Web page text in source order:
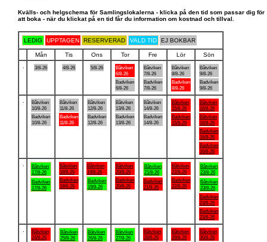
Kvälls- och helgschema för Samlingslokalerna - klicka på den tid som passar dig för
att boka - när du klickat på en tid får du information om kostnad och tillval.
LEDIG UPPTAGEN RESERVERAD VALD TID EJ BOKBAR
Mån Tis Ons Tor Fre Lör
Sön
3/8-26 4/8-26 5/8-26
Båtviken
6/8-26
Badviken
6/8-26
Båtviken
7/8-26
Badviken
7/8-26
Båtviken
8/8-26
Badviken
8/8-26
Båtviken
9/8-26
Badviken
9/8-26
Båtviken
10/8-26
Badviken
10/8-26
Båtviken
11/8-26
Badviken
11/8-26
Båtviken
12/8-26
Badviken
12/8-26
Båtviken
13/8-26
Badviken
13/8-26
Båtviken
14/8-26
Badviken
14/8-26
Båtviken
15/8-26
Badviken
15/8-26
Båtviken
16/8-26
Båtviken
16/8-26
Badviken
16/8-26
Badviken
16/8-26
Båtviken
17/8-26
Badviken
17/8-26
Båtviken
18/8-26
Badviken
18/8-26
Båtviken
19/8-26
Badviken
19/8-26
Båtviken
20/8-26
Badviken
20/8-26
Båtviken
21/8-26
Badviken
21/8-26
Båtviken
22/8-26
Badviken
22/8-26
Båtviken
23/8-26
Båtviken
23/8-26
Badviken
23/8-26
Badviken
23/8-26
Båtviken
24/8-26
Båtviken
25/8-26
Båtviken
26/8-26
Båtviken
27/8-26
Båtviken
28/8-26
Båtviken
29/8-26
Båtviken
30/8-26